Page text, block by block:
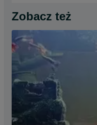
Zobacz też